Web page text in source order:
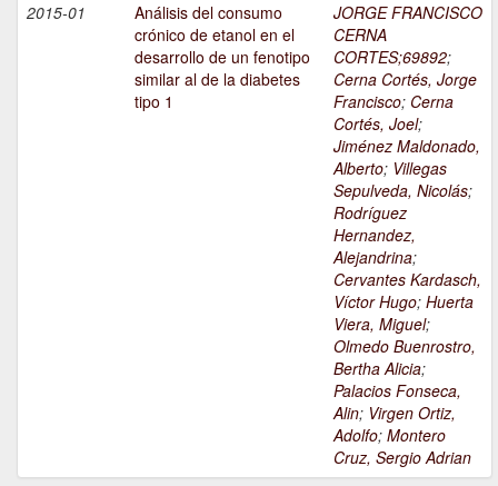
2015-01
Análisis del consumo
crónico de etanol en el
desarrollo de un fenotipo
similar al de la diabetes
tipo 1
JORGE FRANCISCO
CERNA
CORTES;69892;
Cerna Cortés, Jorge
Francisco; Cerna
Cortés, Joel;
Jiménez Maldonado,
Alberto; Villegas
Sepulveda, Nicolás;
Rodríguez
Hernandez,
Alejandrina;
Cervantes Kardasch,
Víctor Hugo; Huerta
Viera, Miguel;
Olmedo Buenrostro,
Bertha Alicia;
Palacios Fonseca,
Alin; Virgen Ortiz,
Adolfo; Montero
Cruz, Sergio Adrian